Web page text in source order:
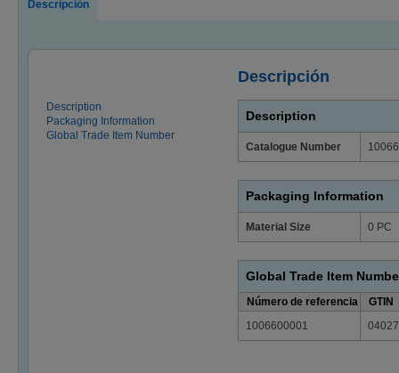
Descripción
Descripción
Description
Packaging Information
Global Trade Item Number
Description
Catalogue Number
Packaging Information
Material Size 0 PC
Global Trade Item
Número de referencia
GTIN
1006600001